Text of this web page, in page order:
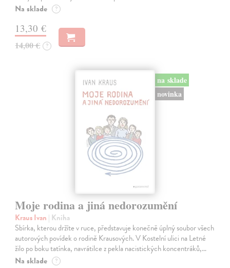
Na sklade ?
13,30 €
14,00 € ?
na sklade
novinka
Moje rodina a jiná nedorozumění
Kraus Ivan | Kniha
Sbírka, kterou držíte v ruce, představuje konečně úplný soubor všech
autorových povídek o rodině Krausových. V Kostelní ulici na Letné
žilo po boku tatínka, navrátilce z pekla nacistických koncentráků,…
Na sklade ?